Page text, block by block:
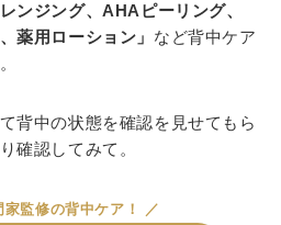
レンジング、AHAピーリング、
薬用ローション」 など背中ケア
背中の状態を確認を見せてもら
確認してみて。
家監修の背中ケア！ ／